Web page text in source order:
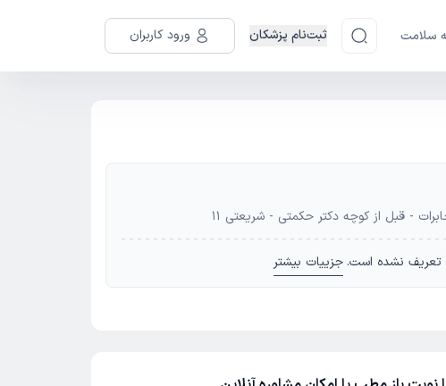
سلامت ثبت‌نام پزشکان ورود کاربران
- قبل از کوچه دکتر حکمتی - شریعتی 11
تعریف نشده است. جزییات بیشتر